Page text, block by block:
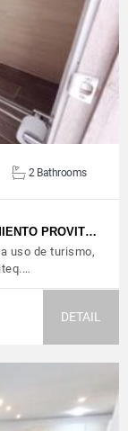
2 Bathrooms
PROVIT…
uso de turismo,
DETAIL